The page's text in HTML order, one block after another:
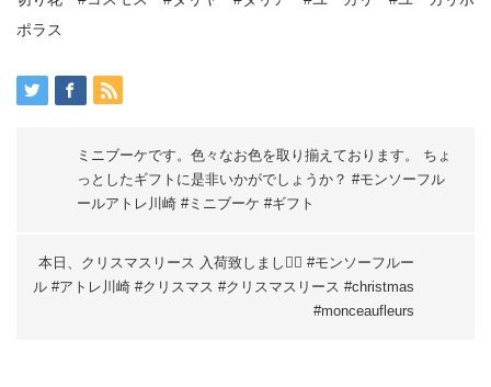
ミニブーケです。色々なお色を取り揃えております。 ちょ
っとしたギフトに是非いかがでしょうか？ #モンソーフル
ールアトレ川崎 #ミニブーケ #ギフト
本日、クリスマスリース 入荷致しました🏻 #モンソーフルー
ル #アトレ川崎 #クリスマス #クリスマスリース #christmas
#monceaufleurs